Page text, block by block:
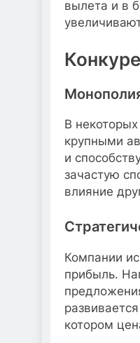
вылета и в
В
крупными
и
зачастую
влияние
Компании
прибыль.
котором